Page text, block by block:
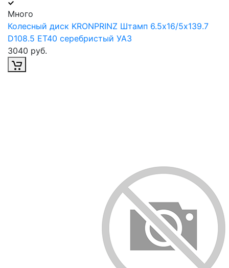
Много
Колесный диск KRONPRINZ Штамп 6.5х16/5х139.7
D108.5 ET40 серебристый УАЗ
3040 руб.